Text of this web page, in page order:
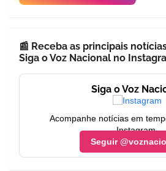
📰 Receba as principais
Siga o Voz Nacional no
Siga o Voz
Acompanhe notícias em
Instagram.
Seguir